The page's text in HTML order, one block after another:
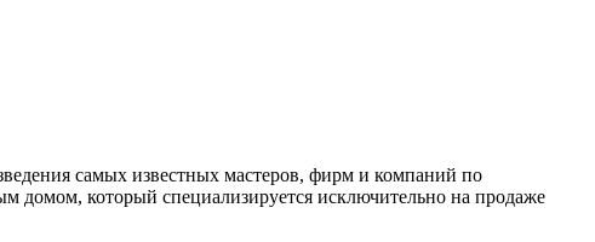
самых известных мастеров, фирм и компаний по
домом, который специализируется исключительно на продаже